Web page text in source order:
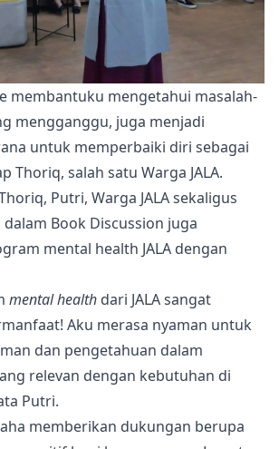
membantuku mengetahui masalah-
mengganggu, juga menjadi
untuk memperbaiki diri sebagai
Thoriq, salah satu Warga JALA.
Putri, Warga JALA sekaligus
Book Discussion juga
mental health JALA dengan
mental health dari JALA sangat
Aku merasa nyaman untuk
dan pengetahuan dalam
relevan dengan kebutuhan di
Putri.
memberikan dukungan berupa